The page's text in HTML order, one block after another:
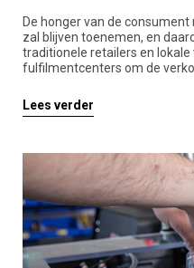
De honger van de
zal blijven toenemen, en
traditionele retailers en
fulfilmentcenters om de
Lees verder